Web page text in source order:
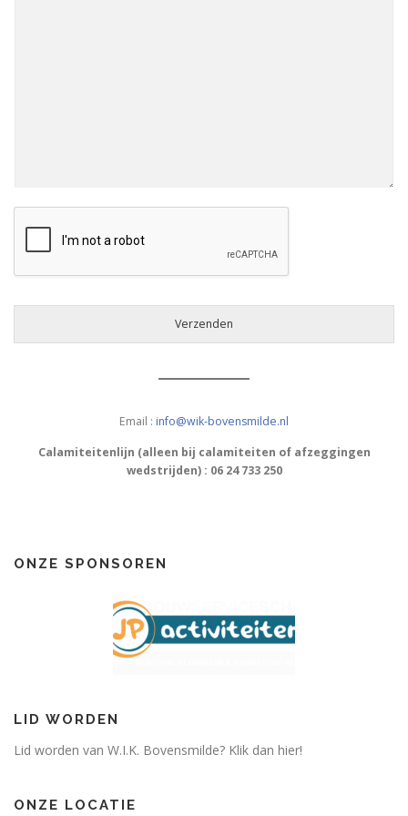
Verzenden
Email : info@wik-bovensmilde.nl
Calamiteitenlijn (alleen bij calamiteiten of afzeggingen
wedstrijden) : 06 24 733 250
ONZE SPONSOREN
LID WORDEN
Lid worden van W.I.K. Bovensmilde? Klik dan hier!
ONZE LOCATIE